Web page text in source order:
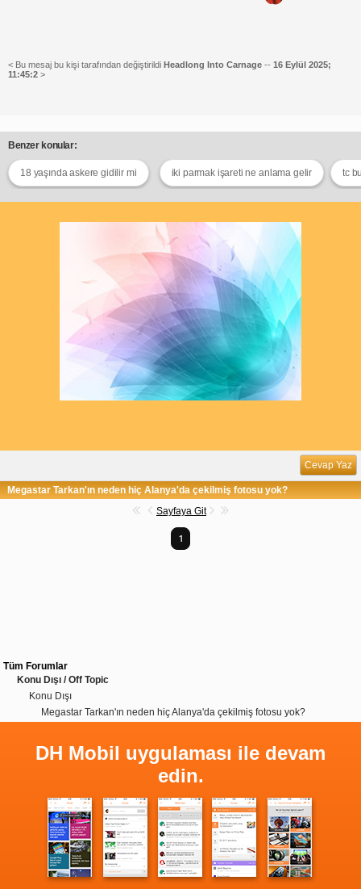
< Bu mesaj bu kişi tarafından değiştirildi Headlong Into Carnage -- 16 Eylül 2025;
11:45:2 >
Benzer konular:
18 yaşında askere gidilir mi iki parmak işareti ne anlama gelir tc
Cevap Yaz
Megastar Tarkan'ın neden hiç Alanya'da çekilmiş fotosu yok?
Sayfaya Git
1
Tüm Forumlar
Konu Dışı / Off Topic
Konu Dışı
Megastar Tarkan'ın neden hiç Alanya'da çekilmiş fotosu yok?
DH Mobil uygulaması ile devam
edin.